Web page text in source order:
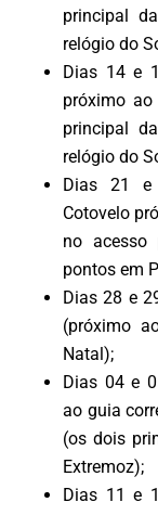
principal
relógio do
Dias 14 e
próximo
principal
relógio do
Dias 21 e
Cotovelo
no acesso
pontos em
Dias 28 e
(próximo
Natal);
Dias 04 e
ao guia
(os dois
Extremoz);
Dias 11 e